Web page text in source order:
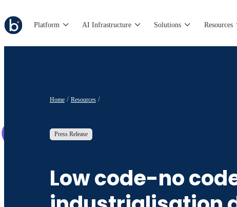
Platform AI Infrastructure Solutions Resources
Home Resources
Press Release
Low code-no